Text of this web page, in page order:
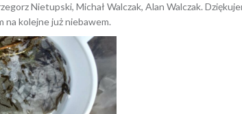
Nietupski, Michał Walczak, Alan Walczak.
na kolejne już niebawem.